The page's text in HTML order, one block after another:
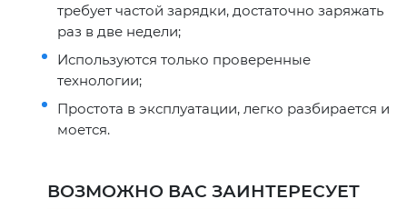
требует частой зарядки, достаточно заряжать
раз в две недели;
Используются только проверенные
технологии;
Простота в эксплуатации, легко разбирается и
моется.
ВОЗМОЖНО ВАС ЗАИНТЕРЕСУЕТ